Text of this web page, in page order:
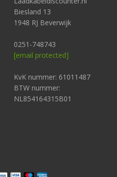
Biesland 13
1948 RJ Beverwijk
0251-748743
[email protected]
KvK nummer: 61011487
BTW nummer:
NL854164315B01